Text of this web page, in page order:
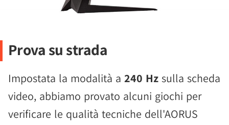
Prova su strada
Impostata la modalità a 240 Hz sulla scheda
video, abbiamo provato alcuni giochi per
verificare le qualità tecniche dell'AORUS